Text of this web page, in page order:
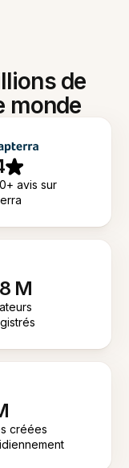
de
monde
avis sur
M
créées